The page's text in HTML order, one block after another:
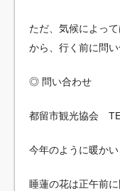
ただ、気候によっ
から、行く前に問い
◎ 問い合わせ
都留市観光協会
今年のように暖か
睡蓮の花は正午前